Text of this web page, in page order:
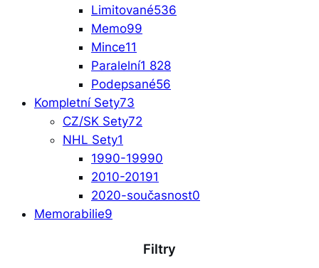
Limitované536
Memo99
Mince11
Paralelní1 828
Podepsané56
Kompletní Sety73
CZ/SK Sety72
NHL Sety1
1990-19990
2010-20191
2020-současnost0
Memorabilie9
Filtry